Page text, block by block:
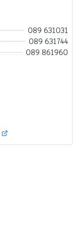
089 631031
089 631744
089 861960